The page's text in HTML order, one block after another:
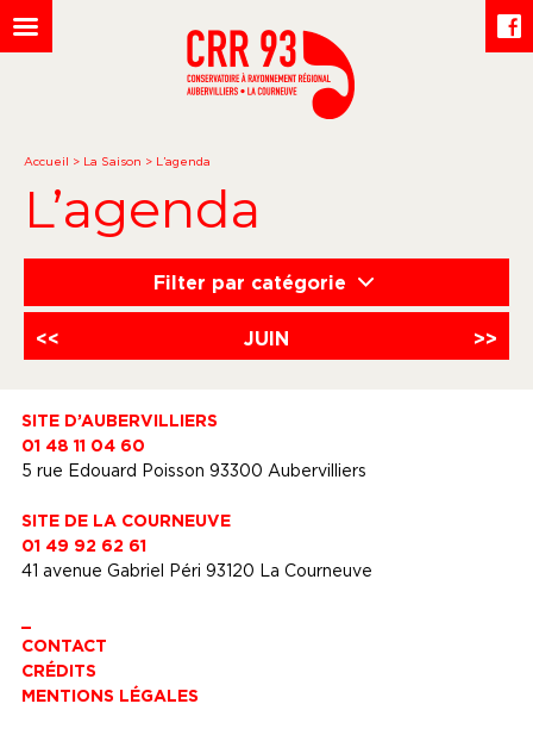
Accueil > La Saison > L’agenda
L’agenda
Filter par catégorie
<< JUIN >>
SITE D’AUBERVILLIERS
01 48 11 04 60
5 rue Edouard Poisson 93300 Aubervilliers
SITE DE LA COURNEUVE
01 49 92 62 61
41 avenue Gabriel Péri 93120 La Courneuve
CONTACT
CRÉDITS
MENTIONS LÉGALES